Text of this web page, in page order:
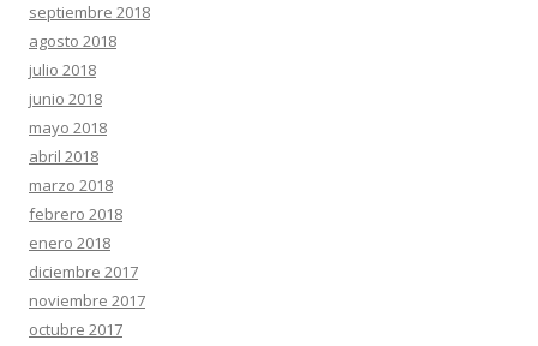
septiembre 2018
agosto 2018
julio 2018
junio 2018
mayo 2018
abril 2018
marzo 2018
febrero 2018
enero 2018
diciembre 2017
noviembre 2017
octubre 2017